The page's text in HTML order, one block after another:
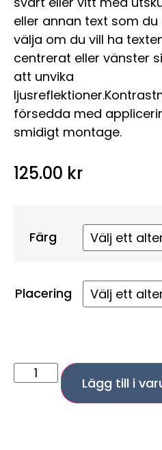
eller annan text som du
välja om du vill ha
centrerat eller vänster
att unvika
försedda med
smidigt montage.
125.00 kr
Färg
Placering
Lägg till i